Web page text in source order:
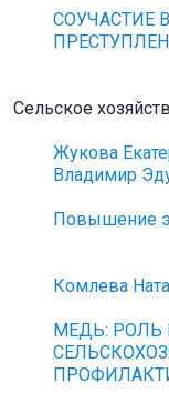
СОУЧАСТИЕ
Сельское
Жукова
Владимир
Повышение
Комлева
МЕДЬ: РОЛЬ